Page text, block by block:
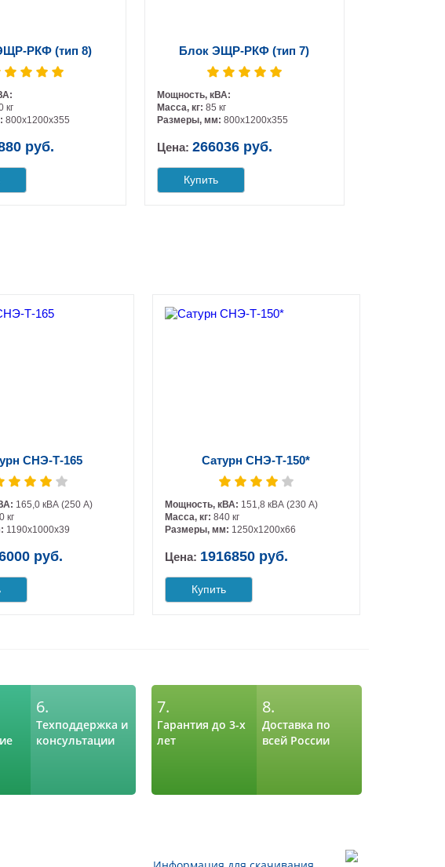
РКФ (тип 8)
кг
800х1200х355
руб.
Блок ЭЩР-РКФ (тип 7)
Мощность, кВА:
Масса, кг: 85 кг
Размеры, мм: 800х1200х355
Цена: 266036 руб.
Купить
СНЭ-Т-165
165,0 кВА (250 А)
кг
1190х1000х39
руб.
Сатурн СНЭ-Т-150*
Мощность, кВА: 151,8 кВА (230 А)
Масса, кг: 840 кг
Размеры, мм: 1250х1200х66
Цена: 1916850 руб.
Купить
6.
Техподдержка и
консультации
7.
Гарантия до 3-х
лет
8.
Доставка по
всей России